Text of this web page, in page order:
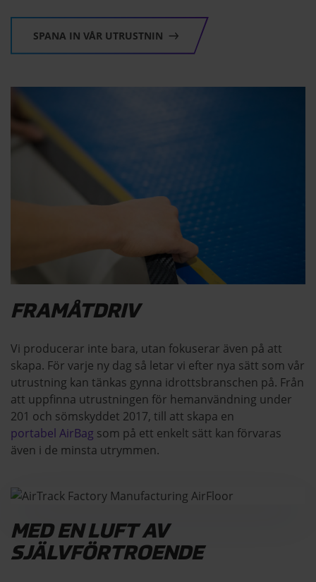
SPANA IN VÅR UTRUSTNIN
FRAMÅTDRIV
Vi producerar inte bara, utan fokuserar även på att
skapa. För varje ny dag så letar vi efter nya sätt som vår
utrustning kan tänkas gynna idrottsbranschen på. Från
att uppfinna utrustningen för hemanvändning under
201 och sömskyddet 2017, till att skapa en
portabel AirBag som på ett enkelt sätt kan förvaras
även i de minsta utrymmen.
MED EN LUFT AV
SJÄLVFÖRTROENDE